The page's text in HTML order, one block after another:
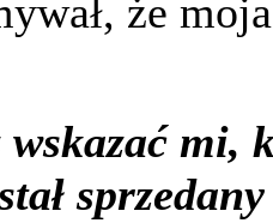
że
wskazać